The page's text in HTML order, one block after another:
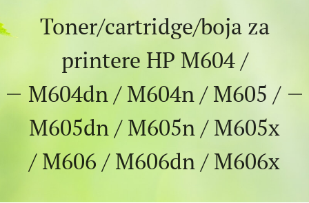
Toner/cartridge/boja za
printere HP M604 /
M604dn / M604n / M605 /
M605dn / M605n / M605x
/ M606 / M606dn / M606x